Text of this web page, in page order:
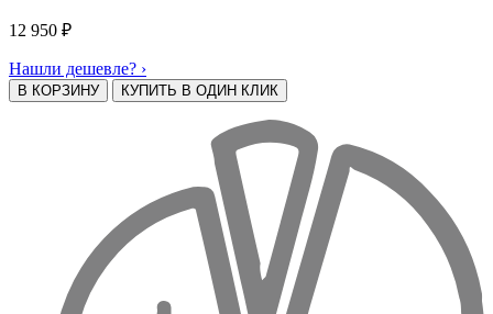
12 950 ₽
Нашли дешевле? ›
В КОРЗИНУ КУПИТЬ В ОДИН КЛИК